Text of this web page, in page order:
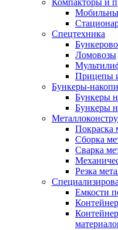
Компакторы и
Спецтехника
Ломовозы
Прицепы
Бункеры-
Бункеры
Бункеры
Покраска
Сборка
Сварка
Резка
Емкости